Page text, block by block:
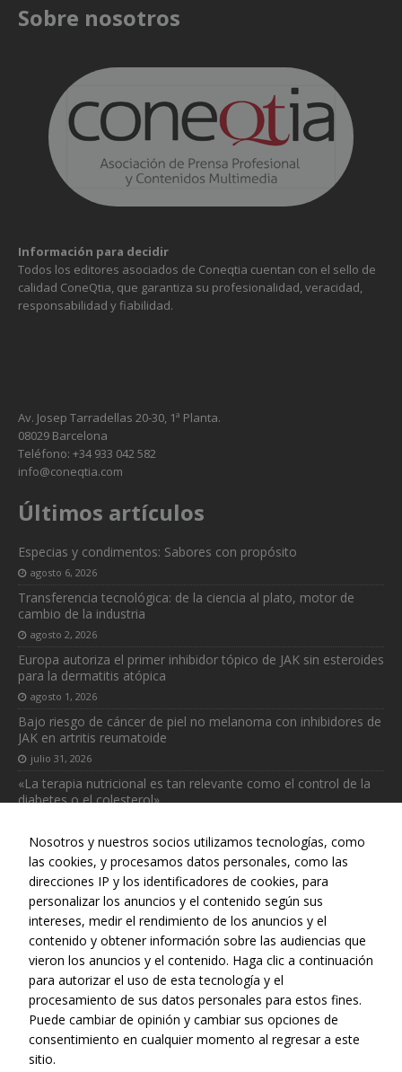
Sobre nosotros
Información para decidir
Todos los editores asociados de Coneqtia cuentan con el sello de
calidad ConeQtia, que garantiza su profesionalidad, veracidad,
responsabilidad y fiabilidad.
Av. Josep Tarradellas 20-30, 1ª Planta.
08029 Barcelona
Teléfono: +34 933 042 582
info@coneqtia.com
Últimos artículos
Especias y condimentos: Sabores con propósito
agosto 6, 2026
Transferencia tecnológica: de la ciencia al plato, motor de
cambio de la industria
agosto 2, 2026
Europa autoriza el primer inhibidor tópico de JAK sin esteroides
para la dermatitis atópica
agosto 1, 2026
Bajo riesgo de cáncer de piel no melanoma con inhibidores de
JAK en artritis reumatoide
julio 31, 2026
«La terapia nutricional es tan relevante como el control de la
diabetes o el colesterol»
Web realizada con el patrocinio del Centro Español de Derechos
Reprográficos
Nosotros y nuestros socios utilizamos tecnologías, como
las cookies, y procesamos datos personales, como las
direcciones IP y los identificadores de cookies, para
personalizar los anuncios y el contenido según sus
intereses, medir el rendimiento de los anuncios y el
contenido y obtener información sobre las audiencias que
vieron los anuncios y el contenido. Haga clic a continuación
para autorizar el uso de esta tecnología y el
procesamiento de sus datos personales para estos fines.
Puede cambiar de opinión y cambiar sus opciones de
consentimiento en cualquier momento al regresar a este
sitio.